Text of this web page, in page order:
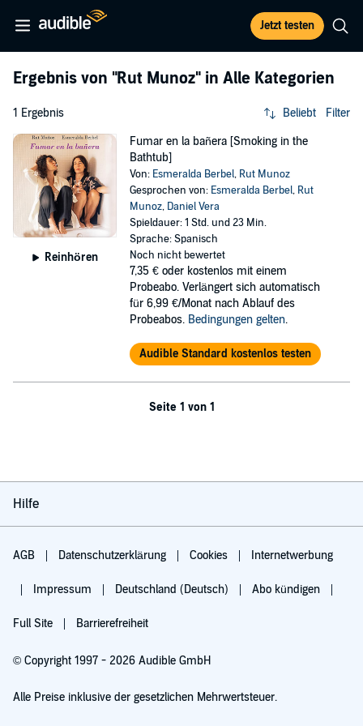
Jetzt testen
Ergebnis von "Rut Munoz" in Alle Kategorien
1 Ergebnis Beliebt Filter
Reinhören
Fumar en la bañera [Smoking in the
Bathtub]
Von: Esmeralda Berbel, Rut Munoz
Gesprochen von: Esmeralda Berbel, Rut
Munoz, Daniel Vera
Spieldauer: 1 Std. und 23 Min.
Sprache: Spanisch
Noch nicht bewertet
7,35 € oder kostenlos mit einem
Probeabo. Verlängert sich automatisch
für 6,99 €/Monat nach Ablauf des
Probeabos. Bedingungen gelten.
Audible Standard kostenlos testen
Seite 1 von 1
Hilfe
AGB Datenschutzerklärung Cookies Internetwerbung
Impressum Deutschland (Deutsch) Abo kündigen
Full Site Barrierefreiheit
© Copyright 1997 - 2026 Audible GmbH
Alle Preise inklusive der gesetzlichen Mehrwertsteuer.